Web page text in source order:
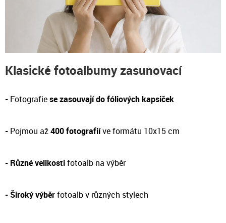
Klasické fotoalbumy zasunovací
- Fotografiese zasouvají do fóliových kapsiček
- Pojmou až400 fotografiíve formátu 10x15 cm
- Různé velikostifotoalb na výběr
- Široký výběrfotoalb v různých stylech